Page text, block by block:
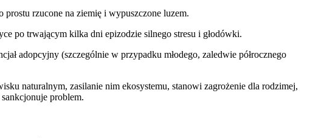
rzucone na ziemię i wypuszczone luzem.
po trwającym kilka dni epizodzie silnego stresu i głodówki.
adopcyjny (szczególnie w przypadku młodego, zaledwie półrocznego
naturalnym, zasilanie nim ekosystemu, stanowi zagrożenie dla rodzimej,
problem.